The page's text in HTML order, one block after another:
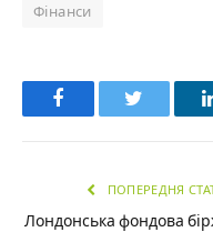
Фінанси
Facebook
ПОПЕРЕДНЯ
Лондонська фондова